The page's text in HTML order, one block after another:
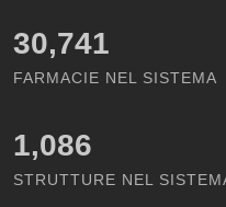
30,741
FARMACIE NEL SISTEMA
1,086
STRUTTURE NEL